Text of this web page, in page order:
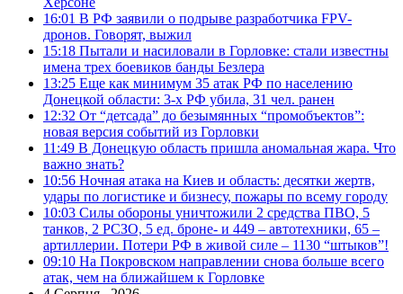
16:01 В РФ заявили о подрыве разработчика FPV-
дронов. Говорят, выжил
15:18 Пытали и насиловали в Горловке: стали известны
имена трех боевиков банды Безлера
13:25 Еще как минимум 35 атак РФ по населению
Донецкой области: 3-х РФ убила, 31 чел. ранен
12:32 От “детсада” до безымянных “промобъектов”:
новая версия событий из Горловки
11:49 В Донецкую область пришла аномальная жара. Что
важно знать?
10:56 Ночная атака на Киев и область: десятки жертв,
удары по логистике и бизнесу, пожары по всему городу
10:03 Силы обороны уничтожили 2 средства ПВО, 5
танков, 2 РСЗО, 5 ед. броне- и 449 – автотехники, 65 –
артиллерии. Потери РФ в живой силе – 1130 “штыков”!
09:10 На Покровском направлении снова больше всего
атак, чем на ближайшем к Горловке